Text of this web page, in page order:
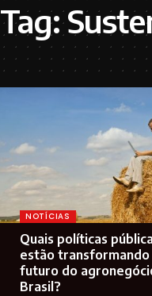
Tag:
NOTÍCIAS
Quais políticas
estão transformando
futuro do
Brasil?